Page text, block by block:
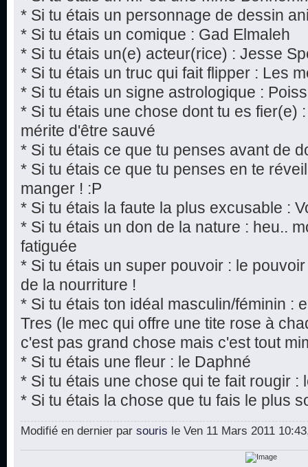
* Si tu étais un personnage de dessin
* Si tu étais un comique : Gad Elmaleh
* Si tu étais un(e) acteur(rice) : Jesse
* Si tu étais un truc qui fait flipper : Les
* Si tu étais un signe astrologique :
* Si tu étais une chose dont tu es fier(e)
mérite d'être sauvé
* Si tu étais ce que tu penses avant de
* Si tu étais ce que tu penses en te
manger ! :P
* Si tu étais la faute la plus excusable :
* Si tu étais un don de la nature : heu..
fatiguée
* Si tu étais un super pouvoir : le
de la nourriture !
* Si tu étais ton idéal masculin/féminin :
Tres (le mec qui offre une tite rose à
c'est pas grand chose mais c'est tout
* Si tu étais une fleur : le Daphné
* Si tu étais une chose qui te fait rougir :
* Si tu étais la chose que tu fais le plus
Modifié en dernier par souris le Ven 11 Mars 2011